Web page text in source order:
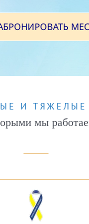
И ТЯЖЕЛЫЕ
мы